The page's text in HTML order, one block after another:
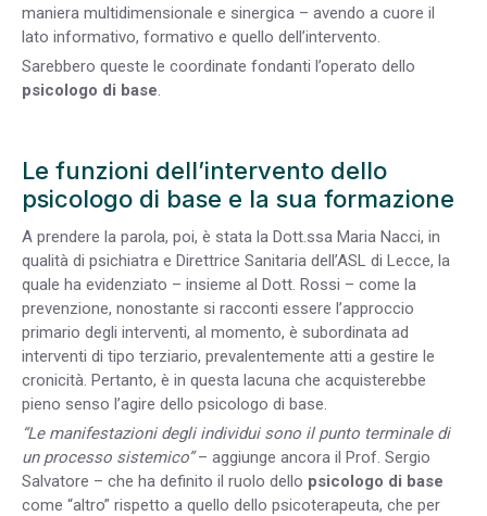
maniera multidimensionale e sinergica – avendo a cuore il
lato informativo, formativo e quello dell’intervento.
Sarebbero queste le coordinate fondanti l’operato dello
psicologo di base.
Le funzioni dell’intervento dello
psicologo di base e la sua formazione
A prendere la parola, poi, è stata la Dott.ssa Maria Nacci, in
qualità di psichiatra e Direttrice Sanitaria dell’ASL di Lecce, la
quale ha evidenziato – insieme al Dott. Rossi – come la
prevenzione, nonostante si racconti essere l’approccio
primario degli interventi, al momento, è subordinata ad
interventi di tipo terziario, prevalentemente atti a gestire le
cronicità. Pertanto, è in questa lacuna che acquisterebbe
pieno senso l’agire dello psicologo di base.
“Le manifestazioni degli individui sono il punto terminale di
un processo sistemico”– aggiunge ancora il Prof. Sergio
Salvatore – che ha definito il ruolo dello psicologo di base
come “altro” rispetto a quello dello psicoterapeuta, che per